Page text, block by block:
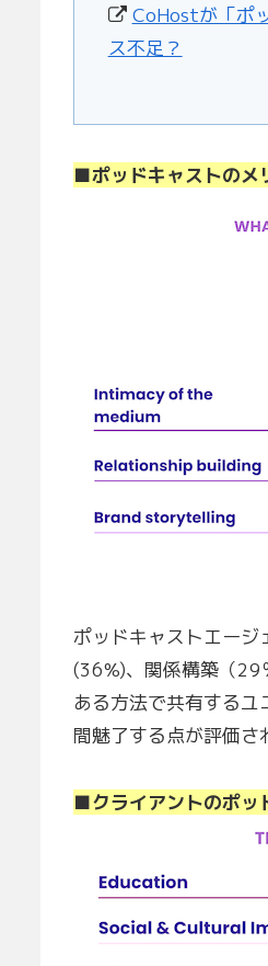
CoHostが「ポ
ス不足？
■ポッドキャストのメ
ポッドキャストエージ
(36%)、関係構築（29
ある方法で共有する
間魅了する点が評価さ
■クライアントのポッ